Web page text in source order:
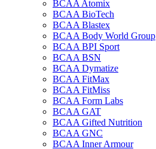
BCAA Atomix
BCAA BioTech
BCAA Blastex
BCAA Body World Group
BCAA BPI Sport
BCAA BSN
BCAA Dymatize
BCAA FitMax
BCAA FitMiss
BCAA Form Labs
BCAA GAT
BCAA Gifted Nutrition
BCAA GNC
BCAA Inner Armour